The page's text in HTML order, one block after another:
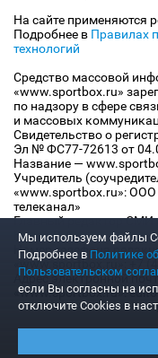
На сайте применяются
Подробнее в Правилах
технологий
Средство массовой
«www.sportbox.ru»
по надзору в сфере
и массовых
Свидетельство о
Эл № ФС77-72613 от
Название —
Учредитель
«www.sportbox.ru»:
телеканал»
Главный редактор СМИ
Конов В.А.
Номер телефона
«www.sportbox.ru»: +7
Адрес электронной
«www.sportbox.ru»:
Мы используем файлы
Подробнее в Политике
Пользовательском
если Вы согласны на
отключите Cookies в